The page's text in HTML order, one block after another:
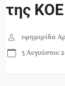
της KOE
εφημερίδα
3 Αυγούστου